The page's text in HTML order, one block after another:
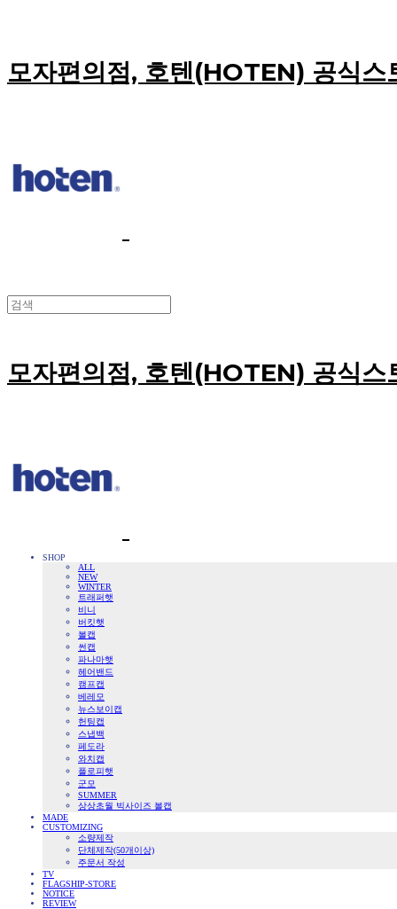
모자편의점, 호텐(HOTEN) 공식스
모자편의점, 호텐(HOTEN) 공식스
SHOP
ALL
NEW
WINTER
트래퍼햇
비니
버킷햇
볼캡
썬캡
파나마햇
헤어밴드
캠프캡
베레모
뉴스보이캡
헌팅캡
스냅백
페도라
와치캡
플로피햇
군모
SUMMER
상상초월 빅사이즈 볼캡
MADE
CUSTOMIZING
소량제작
단체제작(50개이상)
주문서 작성
TV
FLAGSHIP-STORE
NOTICE
REVIEW